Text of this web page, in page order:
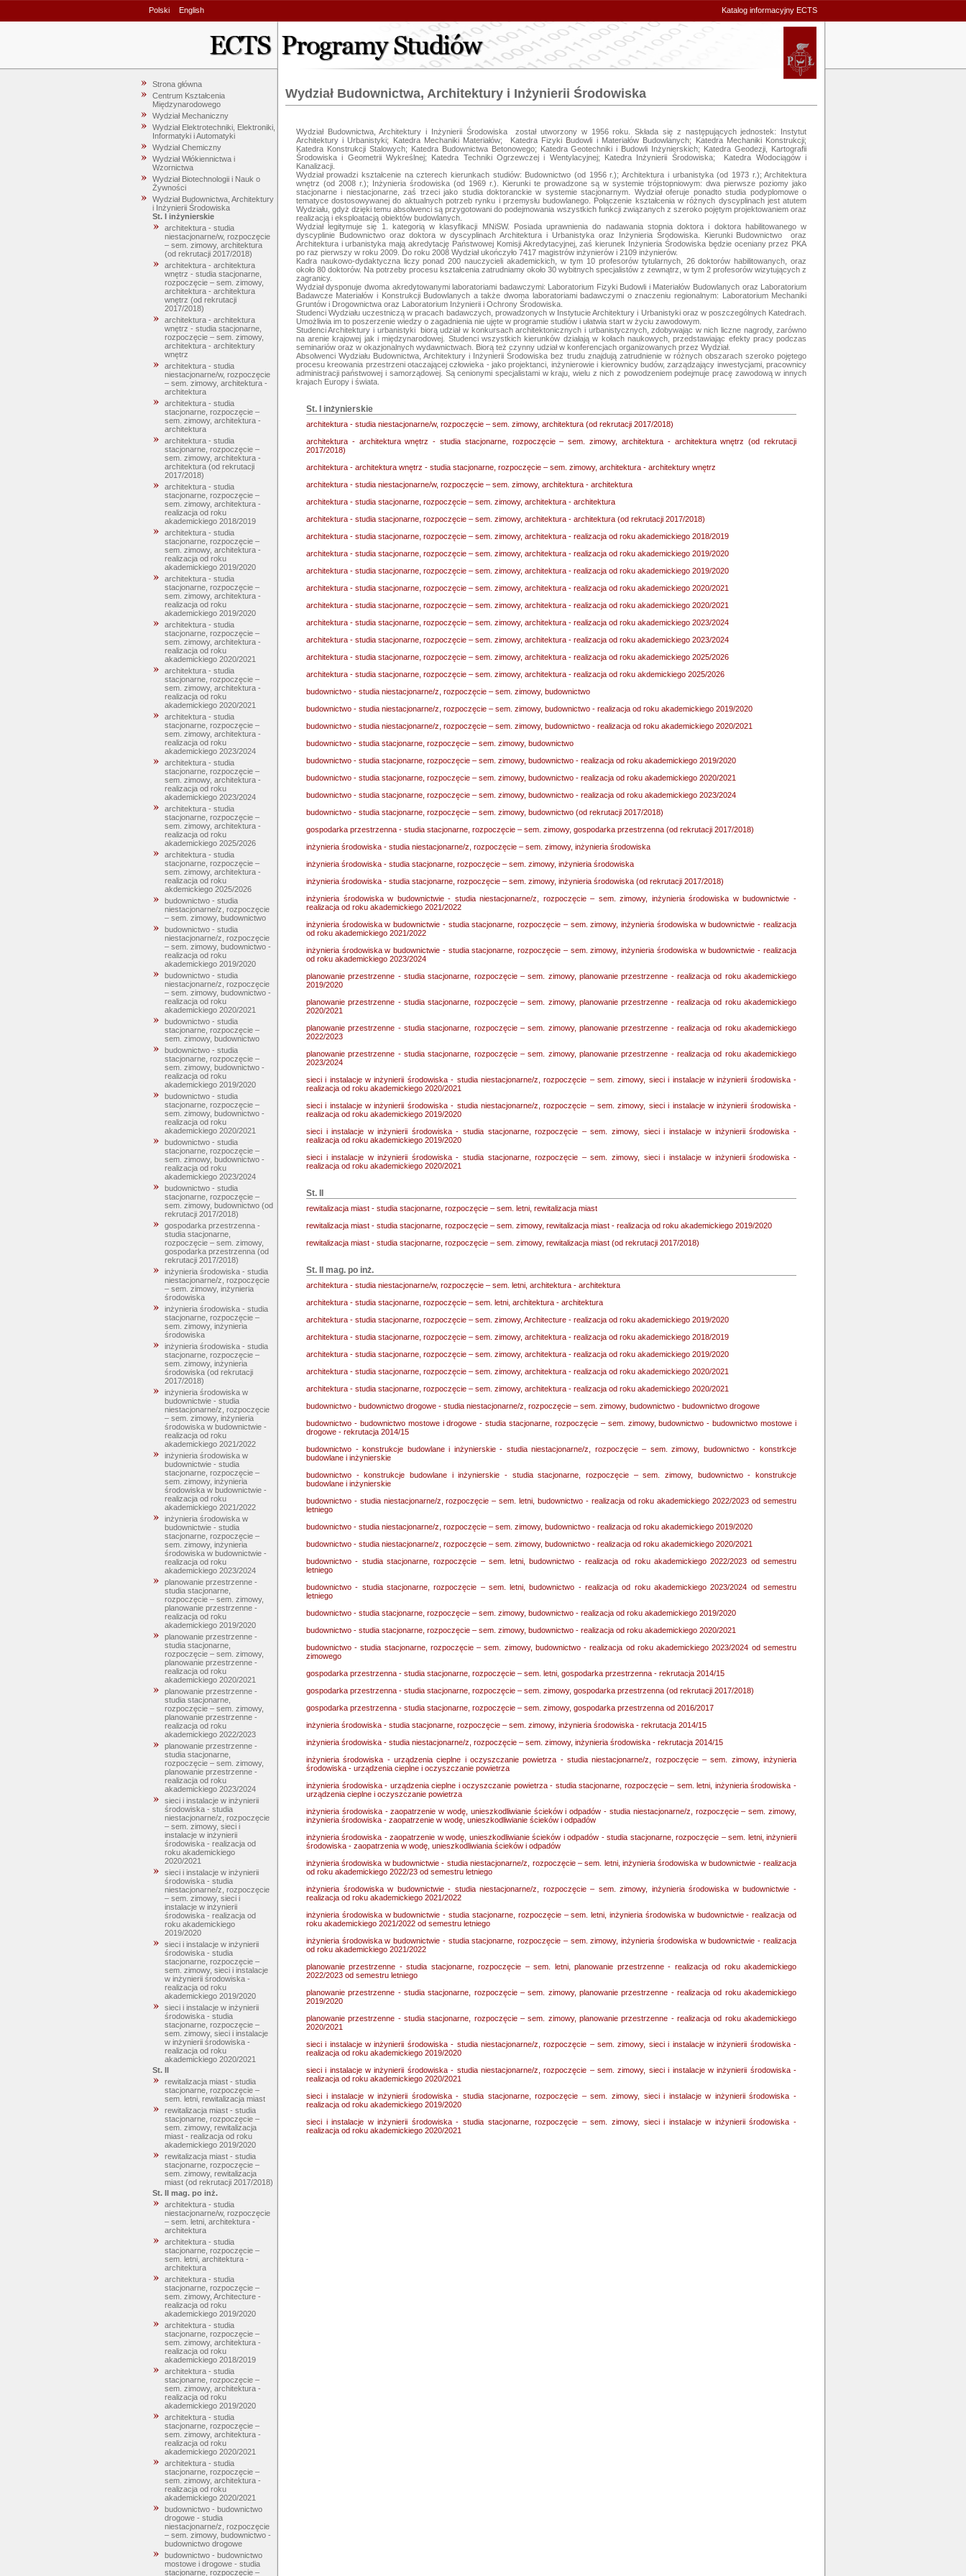
Polski English Katalog informacyjny ECTS
Strona główna
Centrum Kształcenia
Międzynarodowego
Wydział Mechaniczny
Wydział Elektrotechniki, Elektroniki,
Informatyki i Automatyki
Wydział Chemiczny
Wydział Włókiennictwa i
Wzornictwa
Wydział Biotechnologii i Nauk o
Żywności
Wydział Budownictwa, Architektury
i Inżynierii Środowiska
St. I inżynierskie
architektura - studia
niestacjonarne/w, rozpoczęcie
– sem. zimowy, architektura
(od rekrutacji 2017/2018)
architektura - architektura
wnętrz - studia stacjonarne,
rozpoczęcie – sem. zimowy,
architektura - architektura
wnętrz (od rekrutacji
2017/2018)
architektura - architektura
wnętrz - studia stacjonarne,
rozpoczęcie – sem. zimowy,
architektura - architektury
wnętrz
architektura - studia
niestacjonarne/w, rozpoczęcie
– sem. zimowy, architektura -
architektura
architektura - studia
stacjonarne, rozpoczęcie –
sem. zimowy, architektura -
architektura
architektura - studia
stacjonarne, rozpoczęcie –
sem. zimowy, architektura -
architektura (od rekrutacji
2017/2018)
architektura - studia
stacjonarne, rozpoczęcie –
sem. zimowy, architektura -
realizacja od roku
akademickiego 2018/2019
architektura - studia
stacjonarne, rozpoczęcie –
sem. zimowy, architektura -
realizacja od roku
akademickiego 2019/2020
architektura - studia
stacjonarne, rozpoczęcie –
sem. zimowy, architektura -
realizacja od roku
akademickiego 2019/2020
architektura - studia
stacjonarne, rozpoczęcie –
sem. zimowy, architektura -
realizacja od roku
akademickiego 2020/2021
architektura - studia
stacjonarne, rozpoczęcie –
sem. zimowy, architektura -
realizacja od roku
akademickiego 2020/2021
architektura - studia
stacjonarne, rozpoczęcie –
sem. zimowy, architektura -
realizacja od roku
akademickiego 2023/2024
architektura - studia
stacjonarne, rozpoczęcie –
sem. zimowy, architektura -
realizacja od roku
akademickiego 2023/2024
architektura - studia
stacjonarne, rozpoczęcie –
sem. zimowy, architektura -
realizacja od roku
akademickiego 2025/2026
architektura - studia
stacjonarne, rozpoczęcie –
sem. zimowy, architektura -
realizacja od roku
akdemickiego 2025/2026
budownictwo - studia
niestacjonarne/z, rozpoczęcie
– sem. zimowy, budownictwo
budownictwo - studia
niestacjonarne/z, rozpoczęcie
– sem. zimowy, budownictwo -
realizacja od roku
akademickiego 2019/2020
budownictwo - studia
niestacjonarne/z, rozpoczęcie
– sem. zimowy, budownictwo -
realizacja od roku
akademickiego 2020/2021
budownictwo - studia
stacjonarne, rozpoczęcie –
sem. zimowy, budownictwo
budownictwo - studia
stacjonarne, rozpoczęcie –
sem. zimowy, budownictwo -
realizacja od roku
akademickiego 2019/2020
budownictwo - studia
stacjonarne, rozpoczęcie –
sem. zimowy, budownictwo -
realizacja od roku
akademickiego 2020/2021
budownictwo - studia
stacjonarne, rozpoczęcie –
sem. zimowy, budownictwo -
realizacja od roku
akademickiego 2023/2024
budownictwo - studia
stacjonarne, rozpoczęcie –
sem. zimowy, budownictwo (od
rekrutacji 2017/2018)
gospodarka przestrzenna -
studia stacjonarne,
rozpoczęcie – sem. zimowy,
gospodarka przestrzenna (od
rekrutacji 2017/2018)
inżynieria środowiska - studia
niestacjonarne/z, rozpoczęcie
– sem. zimowy, inżynieria
środowiska
inżynieria środowiska - studia
stacjonarne, rozpoczęcie –
sem. zimowy, inżynieria
środowiska
inżynieria środowiska - studia
stacjonarne, rozpoczęcie –
sem. zimowy, inżynieria
środowiska (od rekrutacji
2017/2018)
inżynieria środowiska w
budownictwie - studia
niestacjonarne/z, rozpoczęcie
– sem. zimowy, inżynieria
środowiska w budownictwie -
realizacja od roku
akademickiego 2021/2022
inżynieria środowiska w
budownictwie - studia
stacjonarne, rozpoczęcie –
sem. zimowy, inżynieria
środowiska w budownictwie -
realizacja od roku
akademickiego 2021/2022
inżynieria środowiska w
budownictwie - studia
stacjonarne, rozpoczęcie –
sem. zimowy, inżynieria
środowiska w budownictwie -
realizacja od roku
akademickiego 2023/2024
planowanie przestrzenne -
studia stacjonarne,
rozpoczęcie – sem. zimowy,
planowanie przestrzenne -
realizacja od roku
akademickiego 2019/2020
planowanie przestrzenne -
studia stacjonarne,
rozpoczęcie – sem. zimowy,
planowanie przestrzenne -
realizacja od roku
akademickiego 2020/2021
planowanie przestrzenne -
studia stacjonarne,
rozpoczęcie – sem. zimowy,
planowanie przestrzenne -
realizacja od roku
akademickiego 2022/2023
planowanie przestrzenne -
studia stacjonarne,
rozpoczęcie – sem. zimowy,
planowanie przestrzenne -
realizacja od roku
akademickiego 2023/2024
sieci i instalacje w inżynierii
środowiska - studia
niestacjonarne/z, rozpoczęcie
– sem. zimowy, sieci i
instalacje w inżynierii
środowiska - realizacja od
roku akademickiego
2020/2021
sieci i instalacje w inżynierii
środowiska - studia
niestacjonarne/z, rozpoczęcie
– sem. zimowy, sieci i
instalacje w inżynierii
środowiska - realizacja od
roku akademickiego
2019/2020
sieci i instalacje w inżynierii
środowiska - studia
stacjonarne, rozpoczęcie –
sem. zimowy, sieci i instalacje
w inżynierii środowiska -
realizacja od roku
akademickiego 2019/2020
sieci i instalacje w inżynierii
środowiska - studia
stacjonarne, rozpoczęcie –
sem. zimowy, sieci i instalacje
w inżynierii środowiska -
realizacja od roku
akademickiego 2020/2021
St. II
rewitalizacja miast - studia
stacjonarne, rozpoczęcie –
sem. letni, rewitalizacja miast
rewitalizacja miast - studia
stacjonarne, rozpoczęcie –
sem. zimowy, rewitalizacja
miast - realizacja od roku
akademickiego 2019/2020
rewitalizacja miast - studia
stacjonarne, rozpoczęcie –
sem. zimowy, rewitalizacja
miast (od rekrutacji 2017/2018)
St. II mag. po inż.
architektura - studia
niestacjonarne/w, rozpoczęcie
– sem. letni, architektura -
architektura
architektura - studia
stacjonarne, rozpoczęcie –
sem. letni, architektura -
architektura
architektura - studia
stacjonarne, rozpoczęcie –
sem. zimowy, Architecture -
realizacja od roku
akademickiego 2019/2020
architektura - studia
stacjonarne, rozpoczęcie –
sem. zimowy, architektura -
realizacja od roku
akademickiego 2018/2019
architektura - studia
stacjonarne, rozpoczęcie –
sem. zimowy, architektura -
realizacja od roku
akademickiego 2019/2020
architektura - studia
stacjonarne, rozpoczęcie –
sem. zimowy, architektura -
realizacja od roku
akademickiego 2020/2021
architektura - studia
stacjonarne, rozpoczęcie –
sem. zimowy, architektura -
realizacja od roku
akademickiego 2020/2021
budownictwo - budownictwo
drogowe - studia
niestacjonarne/z, rozpoczęcie
– sem. zimowy, budownictwo -
budownictwo drogowe
budownictwo - budownictwo
mostowe i drogowe - studia
stacjonarne, rozpoczęcie –
Wydział Budownictwa, Architektury i Inżynierii Środowiska
Wydział Budownictwa, Architektury i Inżynierii Środowiska  został utworzony w 1956 roku. Składa się z następujących jednostek: Instytut
Architektury i Urbanistyki; Katedra Mechaniki Materiałów;  Katedra Fizyki Budowli i Materiałów Budowlanych; Katedra Mechaniki Konstrukcji;
Katedra Konstrukcji Stalowych; Katedra Budownictwa Betonowego; Katedra Geotechniki i Budowli Inżynierskich; Katedra Geodezji, Kartografii
Środowiska i Geometrii Wykreślnej; Katedra Techniki Ogrzewczej i Wentylacyjnej; Katedra Inżynierii Środowiska;  Katedra Wodociągów i
Kanalizacji.
Wydział prowadzi kształcenie na czterech kierunkach studiów: Budownictwo (od 1956 r.); Architektura i urbanistyka (od 1973 r.); Architektura
wnętrz (od 2008 r.); Inżynieria środowiska (od 1969 r.). Kierunki te prowadzone są w systemie trójstopniowym: dwa pierwsze poziomy jako
stacjonarne i niestacjonarne, zaś trzeci jako studia doktoranckie w systemie stacjonarnym. Wydział oferuje ponadto studia podyplomowe o
tematyce dostosowywanej do aktualnych potrzeb rynku i przemysłu budowlanego. Połączenie kształcenia w różnych dyscyplinach jest atutem
Wydziału, gdyż dzięki temu absolwenci są przygotowani do podejmowania wszystkich funkcji związanych z szeroko pojętym projektowaniem oraz
realizacją i eksploatacją obiektów budowlanych.
Wydział legitymuje się 1. kategorią w klasyfikacji MNiSW. Posiada uprawnienia do nadawania stopnia doktora i doktora habilitowanego w
dyscyplinie Budownictwo oraz doktora w dyscyplinach Architektura i Urbanistyka oraz Inżynieria Środowiska. Kierunki Budownictwo  oraz
Architektura i urbanistyka mają akredytację Państwowej Komisji Akredytacyjnej, zaś kierunek Inżynieria Środowiska będzie oceniany przez PKA
po raz pierwszy w roku 2009. Do roku 2008 Wydział ukończyło 7417 magistrów inżynierów i 2109 inżynierów.
Kadra naukowo-dydaktyczna liczy ponad 200 nauczycieli akademickich, w tym 10 profesorów tytularnych, 26 doktorów habilitowanych, oraz
około 80 doktorów. Na potrzeby procesu kształcenia zatrudniamy około 30 wybitnych specjalistów z zewnątrz, w tym 2 profesorów wizytujących z
zagranicy.
Wydział dysponuje dwoma akredytowanymi laboratoriami badawczymi: Laboratorium Fizyki Budowli i Materiałów Budowlanych oraz Laboratorium
Badawcze Materiałów i Konstrukcji Budowlanych a także dwoma laboratoriami badawczymi o znaczeniu regionalnym: Laboratorium Mechaniki
Gruntów i Drogownictwa oraz Laboratorium Inżynierii i Ochrony Środowiska.
Studenci Wydziału uczestniczą w pracach badawczych, prowadzonych w Instytucie Architektury i Urbanistyki oraz w poszczególnych Katedrach.
Umożliwia im to poszerzenie wiedzy o zagadnienia nie ujęte w programie studiów i ułatwia start w życiu zawodowym.
Studenci Architektury i urbanistyki  biorą udział w konkursach architektonicznych i urbanistycznych, zdobywając w nich liczne nagrody, zarówno
na arenie krajowej jak i międzynarodowej. Studenci wszystkich kierunków działają w kołach naukowych, przedstawiając efekty pracy podczas
seminariów oraz w okazjonalnych wydawnictwach. Biorą też czynny udział w konferencjach organizowanych przez Wydział.
Absolwenci Wydziału Budownictwa, Architektury i Inżynierii Środowiska bez trudu znajdują zatrudnienie w różnych obszarach szeroko pojętego
procesu kreowania przestrzeni otaczającej człowieka - jako projektanci, inżynierowie i kierownicy budów, zarządzający inwestycjami, pracownicy
administracji państwowej i samorządowej. Są cenionymi specjalistami w kraju, wielu z nich z powodzeniem podejmuje pracę zawodową w innych
St. I inżynierskie
architektura - studia niestacjonarne/w, rozpoczęcie – sem. zimowy, architektura (od rekrutacji 2017/2018)
architektura - architektura wnętrz - studia stacjonarne, rozpoczęcie – sem. zimowy, architektura - architektura wnętrz (od rekrutacji
2017/2018)
architektura - architektura wnętrz - studia stacjonarne, rozpoczęcie – sem. zimowy, architektura - architektury wnętrz
architektura - studia niestacjonarne/w, rozpoczęcie – sem. zimowy, architektura - architektura
architektura - studia stacjonarne, rozpoczęcie – sem. zimowy, architektura - architektura
architektura - studia stacjonarne, rozpoczęcie – sem. zimowy, architektura - architektura (od rekrutacji 2017/2018)
architektura - studia stacjonarne, rozpoczęcie – sem. zimowy, architektura - realizacja od roku akademickiego 2018/2019
architektura - studia stacjonarne, rozpoczęcie – sem. zimowy, architektura - realizacja od roku akademickiego 2019/2020
architektura - studia stacjonarne, rozpoczęcie – sem. zimowy, architektura - realizacja od roku akademickiego 2019/2020
architektura - studia stacjonarne, rozpoczęcie – sem. zimowy, architektura - realizacja od roku akademickiego 2020/2021
architektura - studia stacjonarne, rozpoczęcie – sem. zimowy, architektura - realizacja od roku akademickiego 2020/2021
architektura - studia stacjonarne, rozpoczęcie – sem. zimowy, architektura - realizacja od roku akademickiego 2023/2024
architektura - studia stacjonarne, rozpoczęcie – sem. zimowy, architektura - realizacja od roku akademickiego 2023/2024
architektura - studia stacjonarne, rozpoczęcie – sem. zimowy, architektura - realizacja od roku akademickiego 2025/2026
architektura - studia stacjonarne, rozpoczęcie – sem. zimowy, architektura - realizacja od roku akdemickiego 2025/2026
budownictwo - studia niestacjonarne/z, rozpoczęcie – sem. zimowy, budownictwo
budownictwo - studia niestacjonarne/z, rozpoczęcie – sem. zimowy, budownictwo - realizacja od roku akademickiego 2019/2020
budownictwo - studia niestacjonarne/z, rozpoczęcie – sem. zimowy, budownictwo - realizacja od roku akademickiego 2020/2021
budownictwo - studia stacjonarne, rozpoczęcie – sem. zimowy, budownictwo
budownictwo - studia stacjonarne, rozpoczęcie – sem. zimowy, budownictwo - realizacja od roku akademickiego 2019/2020
budownictwo - studia stacjonarne, rozpoczęcie – sem. zimowy, budownictwo - realizacja od roku akademickiego 2020/2021
budownictwo - studia stacjonarne, rozpoczęcie – sem. zimowy, budownictwo - realizacja od roku akademickiego 2023/2024
budownictwo - studia stacjonarne, rozpoczęcie – sem. zimowy, budownictwo (od rekrutacji 2017/2018)
gospodarka przestrzenna - studia stacjonarne, rozpoczęcie – sem. zimowy, gospodarka przestrzenna (od rekrutacji 2017/2018)
inżynieria środowiska - studia niestacjonarne/z, rozpoczęcie – sem. zimowy, inżynieria środowiska
inżynieria środowiska - studia stacjonarne, rozpoczęcie – sem. zimowy, inżynieria środowiska
inżynieria środowiska - studia stacjonarne, rozpoczęcie – sem. zimowy, inżynieria środowiska (od rekrutacji 2017/2018)
inżynieria środowiska w budownictwie - studia niestacjonarne/z, rozpoczęcie – sem. zimowy, inżynieria środowiska w budownictwie -
realizacja od roku akademickiego 2021/2022
inżynieria środowiska w budownictwie - studia stacjonarne, rozpoczęcie – sem. zimowy, inżynieria środowiska w budownictwie - realizacja
od roku akademickiego 2021/2022
inżynieria środowiska w budownictwie - studia stacjonarne, rozpoczęcie – sem. zimowy, inżynieria środowiska w budownictwie - realizacja
od roku akademickiego 2023/2024
planowanie przestrzenne - studia stacjonarne, rozpoczęcie – sem. zimowy, planowanie przestrzenne - realizacja od roku akademickiego
2019/2020
planowanie przestrzenne - studia stacjonarne, rozpoczęcie – sem. zimowy, planowanie przestrzenne - realizacja od roku akademickiego
2020/2021
planowanie przestrzenne - studia stacjonarne, rozpoczęcie – sem. zimowy, planowanie przestrzenne - realizacja od roku akademickiego
2022/2023
planowanie przestrzenne - studia stacjonarne, rozpoczęcie – sem. zimowy, planowanie przestrzenne - realizacja od roku akademickiego
2023/2024
sieci i instalacje w inżynierii środowiska - studia niestacjonarne/z, rozpoczęcie – sem. zimowy, sieci i instalacje w inżynierii środowiska -
realizacja od roku akademickiego 2020/2021
sieci i instalacje w inżynierii środowiska - studia niestacjonarne/z, rozpoczęcie – sem. zimowy, sieci i instalacje w inżynierii środowiska -
realizacja od roku akademickiego 2019/2020
sieci i instalacje w inżynierii środowiska - studia stacjonarne, rozpoczęcie – sem. zimowy, sieci i instalacje w inżynierii środowiska -
realizacja od roku akademickiego 2019/2020
sieci i instalacje w inżynierii środowiska - studia stacjonarne, rozpoczęcie – sem. zimowy, sieci i instalacje w inżynierii środowiska -
realizacja od roku akademickiego 2020/2021
St. II
rewitalizacja miast - studia stacjonarne, rozpoczęcie – sem. letni, rewitalizacja miast
rewitalizacja miast - studia stacjonarne, rozpoczęcie – sem. zimowy, rewitalizacja miast - realizacja od roku akademickiego 2019/2020
rewitalizacja miast - studia stacjonarne, rozpoczęcie – sem. zimowy, rewitalizacja miast (od rekrutacji 2017/2018)
St. II mag. po inż.
architektura - studia niestacjonarne/w, rozpoczęcie – sem. letni, architektura - architektura
architektura - studia stacjonarne, rozpoczęcie – sem. letni, architektura - architektura
architektura - studia stacjonarne, rozpoczęcie – sem. zimowy, Architecture - realizacja od roku akademickiego 2019/2020
architektura - studia stacjonarne, rozpoczęcie – sem. zimowy, architektura - realizacja od roku akademickiego 2018/2019
architektura - studia stacjonarne, rozpoczęcie – sem. zimowy, architektura - realizacja od roku akademickiego 2019/2020
architektura - studia stacjonarne, rozpoczęcie – sem. zimowy, architektura - realizacja od roku akademickiego 2020/2021
architektura - studia stacjonarne, rozpoczęcie – sem. zimowy, architektura - realizacja od roku akademickiego 2020/2021
budownictwo - budownictwo drogowe - studia niestacjonarne/z, rozpoczęcie – sem. zimowy, budownictwo - budownictwo drogowe
budownictwo - budownictwo mostowe i drogowe - studia stacjonarne, rozpoczęcie – sem. zimowy, budownictwo - budownictwo mostowe i
drogowe - rekrutacja 2014/15
budownictwo - konstrukcje budowlane i inżynierskie - studia niestacjonarne/z, rozpoczęcie – sem. zimowy, budownictwo - konstrkcje
budowlane i inżynierskie
budownictwo - konstrukcje budowlane i inżynierskie - studia stacjonarne, rozpoczęcie – sem. zimowy, budownictwo - konstrukcje
budowlane i inżynierskie
budownictwo - studia niestacjonarne/z, rozpoczęcie – sem. letni, budownictwo - realizacja od roku akademickiego 2022/2023 od semestru
letniego
budownictwo - studia niestacjonarne/z, rozpoczęcie – sem. zimowy, budownictwo - realizacja od roku akademickiego 2019/2020
budownictwo - studia niestacjonarne/z, rozpoczęcie – sem. zimowy, budownictwo - realizacja od roku akademickiego 2020/2021
budownictwo - studia stacjonarne, rozpoczęcie – sem. letni, budownictwo - realizacja od roku akademickiego 2022/2023 od semestru
letniego
budownictwo - studia stacjonarne, rozpoczęcie – sem. letni, budownictwo - realizacja od roku akademickiego 2023/2024 od semestru
letniego
budownictwo - studia stacjonarne, rozpoczęcie – sem. zimowy, budownictwo - realizacja od roku akademickiego 2019/2020
budownictwo - studia stacjonarne, rozpoczęcie – sem. zimowy, budownictwo - realizacja od roku akademickiego 2020/2021
budownictwo - studia stacjonarne, rozpoczęcie – sem. zimowy, budownictwo - realizacja od roku akademickiego 2023/2024 od semestru
zimowego
gospodarka przestrzenna - studia stacjonarne, rozpoczęcie – sem. letni, gospodarka przestrzenna - rekrutacja 2014/15
gospodarka przestrzenna - studia stacjonarne, rozpoczęcie – sem. zimowy, gospodarka przestrzenna (od rekrutacji 2017/2018)
gospodarka przestrzenna - studia stacjonarne, rozpoczęcie – sem. zimowy, gospodarka przestrzenna od 2016/2017
inżynieria środowiska - studia stacjonarne, rozpoczęcie – sem. zimowy, inżynieria środowiska - rekrutacja 2014/15
inżynieria środowiska - studia niestacjonarne/z, rozpoczęcie – sem. zimowy, inżynieria środowiska - rekrutacja 2014/15
inżynieria środowiska - urządzenia cieplne i oczyszczanie powietrza - studia niestacjonarne/z, rozpoczęcie – sem. zimowy, inżynieria
środowiska - urządzenia cieplne i oczyszczanie powietrza
inżynieria środowiska - urządzenia cieplne i oczyszczanie powietrza - studia stacjonarne, rozpoczęcie – sem. letni, inżynieria środowiska -
urządzenia cieplne i oczyszczanie powietrza
inżynieria środowiska - zaopatrzenie w wodę, unieszkodliwianie ścieków i odpadów - studia niestacjonarne/z, rozpoczęcie – sem. zimowy,
inżynieria środowiska - zaopatrzenie w wodę, unieszkodliwianie ścieków i odpadów
inżynieria środowiska - zaopatrzenie w wodę, unieszkodliwianie ścieków i odpadów - studia stacjonarne, rozpoczęcie – sem. letni, inżynierii
środowiska - zaopatrzenia w wodę, unieszkodliwiania ścieków i odpadów
inżynieria środowiska w budownictwie - studia niestacjonarne/z, rozpoczęcie – sem. letni, inżynieria środowiska w budownictwie - realizacja
od roku akademickiego 2022/23 od semestru letniego
inżynieria środowiska w budownictwie - studia niestacjonarne/z, rozpoczęcie – sem. zimowy, inżynieria środowiska w budownictwie -
realizacja od roku akademickiego 2021/2022
inżynieria środowiska w budownictwie - studia stacjonarne, rozpoczęcie – sem. letni, inżynieria środowiska w budownictwie - realizacja od
roku akademickiego 2021/2022 od semestru letniego
inżynieria środowiska w budownictwie - studia stacjonarne, rozpoczęcie – sem. zimowy, inżynieria środowiska w budownictwie - realizacja
od roku akademickiego 2021/2022
planowanie przestrzenne - studia stacjonarne, rozpoczęcie – sem. letni, planowanie przestrzenne - realizacja od roku akademickiego
2022/2023 od semestru letniego
planowanie przestrzenne - studia stacjonarne, rozpoczęcie – sem. zimowy, planowanie przestrzenne - realizacja od roku akademickiego
2019/2020
planowanie przestrzenne - studia stacjonarne, rozpoczęcie – sem. zimowy, planowanie przestrzenne - realizacja od roku akademickiego
2020/2021
sieci i instalacje w inżynierii środowiska - studia niestacjonarne/z, rozpoczęcie – sem. zimowy, sieci i instalacje w inżynierii środowiska -
realizacja od roku akademickiego 2019/2020
sieci i instalacje w inżynierii środowiska - studia niestacjonarne/z, rozpoczęcie – sem. zimowy, sieci i instalacje w inżynierii środowiska -
realizacja od roku akademickiego 2020/2021
sieci i instalacje w inżynierii środowiska - studia stacjonarne, rozpoczęcie – sem. zimowy, sieci i instalacje w inżynierii środowiska -
realizacja od roku akademickiego 2019/2020
sieci i instalacje w inżynierii środowiska - studia stacjonarne, rozpoczęcie – sem. zimowy, sieci i instalacje w inżynierii środowiska -
realizacja od roku akademickiego 2020/2021